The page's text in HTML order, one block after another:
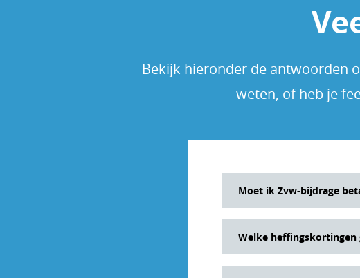
Bekijk hieronder de antwoorden
weten, of heb je
Moet ik Zvw-bijdrage
Welke heffingskortingen